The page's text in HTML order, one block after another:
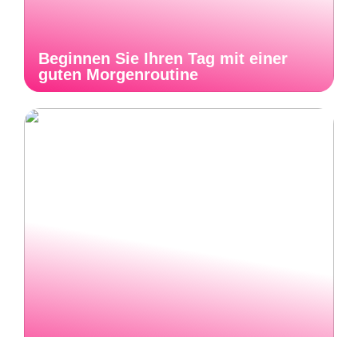
Beginnen Sie Ihren Tag mit einer
guten Morgenroutine